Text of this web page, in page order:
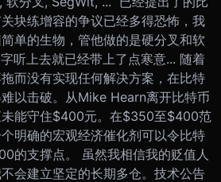
块练增容的争议已经多得恐怖，我
单的生物，管他做的是硬分叉和软
听上去就已经带上了点寒意... 随着
而没有实现任何解决方案，在比特
以击破。从Mike Hearn离开比特币
未能守住$400元。在$350至$400范
明确的宏观经济催化剂可以令比特
的支撑点。 虽然我相信我的贬值人
会建立坚定的长期多仓。技术公告